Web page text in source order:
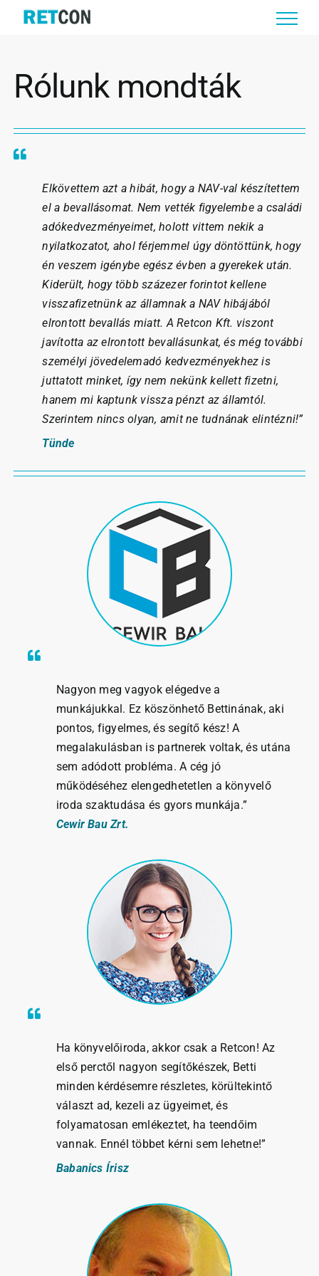
Rólunk mondták
Elkövettem azt a hibát, hogy a NAV-val készítettem
el a bevallásomat. Nem vették figyelembe a családi
adókedvezményeimet, holott vittem nekik a
nyilatkozatot, ahol férjemmel úgy döntöttünk, hogy
én veszem igénybe egész évben a gyerekek után.
Kiderült, hogy több százezer forintot kellene
visszafizetnünk az államnak a NAV hibájából
elrontott bevallás miatt. A Retcon Kft. viszont
javította az elrontott bevallásunkat, és még további
személyi jövedelemadó kedvezményekhez is
juttatott minket, így nem nekünk kellett fizetni,
hanem mi kaptunk vissza pénzt az államtól.
Szerintem nincs olyan, amit ne tudnának elintézni!”
Tünde
Nagyon meg vagyok elégedve a
munkájukkal. Ez köszönhető Bettinának, aki
pontos, figyelmes, és segítő kész! A
megalakulásban is partnerek voltak, és utána
sem adódott probléma. A cég jó
működéséhez elengedhetetlen a könyvelő
iroda szaktudása és gyors munkája.”
Cewir Bau Zrt.
Ha könyvelőiroda, akkor csak a Retcon! Az
első perctől nagyon segítőkészek, Betti
minden kérdésemre részletes, körültekintő
választ ad, kezeli az ügyeimet, és
folyamatosan emlékeztet, ha teendőim
vannak. Ennél többet kérni sem lehetne!”
Babanics Írisz